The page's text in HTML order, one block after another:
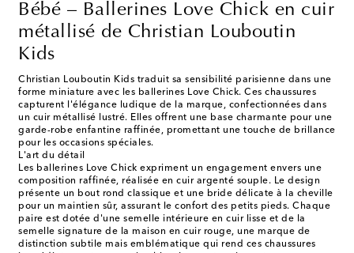
Bébé – Ballerines Love Chick en cuir
métallisé de Christian Louboutin
Kids
Christian Louboutin Kids traduit sa sensibilité parisienne dans une
forme miniature avec les ballerines Love Chick. Ces chaussures
capturent l'élégance ludique de la marque, confectionnées dans
un cuir métallisé lustré. Elles offrent une base charmante pour une
garde-robe enfantine raffinée, promettant une touche de brillance
pour les occasions spéciales.
L'art du détail
Les ballerines Love Chick expriment un engagement envers une
composition raffinée, réalisée en cuir argenté souple. Le design
présente un bout rond classique et une bride délicate à la cheville
pour un maintien sûr, assurant le confort des petits pieds. Chaque
paire est dotée d'une semelle intérieure en cuir lisse et de la
semelle signature de la maison en cuir rouge, une marque de
distinction subtile mais emblématique qui rend ces chaussures